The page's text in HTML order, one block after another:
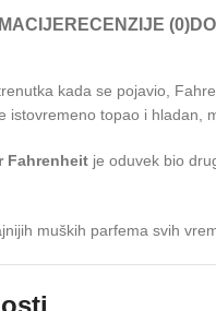
RECENZIJE (0)
kada se pojavio,
topao i hladan,
Fahrenheit je oduvek bio
muških parfema svih